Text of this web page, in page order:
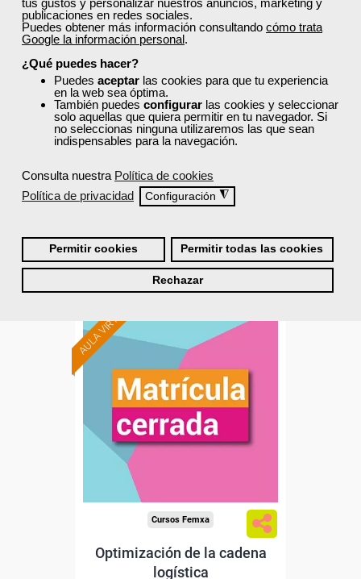
tus gustos y personalizar nuestros anuncios, marketing y
publicaciones en redes sociales.
Puedes obtener más información consultando cómo trata
Google la información personal.
¿Qué puedes hacer?
Puedes aceptar las cookies para que tu experiencia
en la web sea óptima.
También puedes configurar las cookies y seleccionar
solo aquellas que quiera permitir en tu navegador. Si
no seleccionas ninguna utilizaremos las que sean
indispensables para la navegación.
Consulta nuestra Política de cookies
Política de privacidad
Configuración ◮
Permitir cookies Permitir todas las cookies
Rechazar
Cursos Femxa
Anima y haz atractivo tu
punto de venta,
merchandising y...
Curso Gratuito
Presencial - Aula virtual (toda España)
0 262
AULA VIRTUAL
Cursos Femxa
Optimización de la cadena
logística